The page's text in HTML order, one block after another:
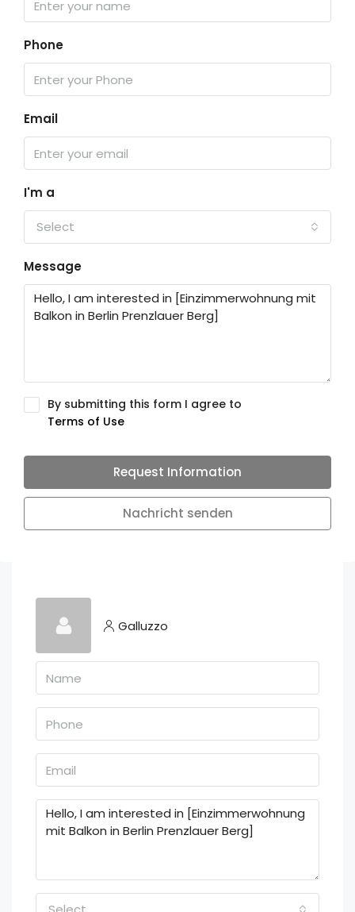
Phone
Email
I'm a
Select
Message
By submitting this form I agree to
Terms of Use
Request Information
Nachricht senden
Galluzzo